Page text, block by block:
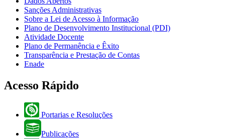
Sanções Administrativas
Sobre a Lei de Acesso à Informação
Plano de Desenvolvimento Institucional (PDI)
Atividade Docente
Plano de Permanência e Êxito
Transparência e Prestação de Contas
Enade
Acesso Rápido
Portarias e Resoluções
Publicações